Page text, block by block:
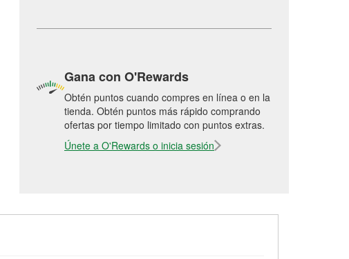
Gana con O'Rewards
Obtén puntos cuando compres en línea o en la
tienda. Obtén puntos más rápido comprando
ofertas por tiempo limitado con puntos extras.
Únete a O'Rewards o inicia sesión